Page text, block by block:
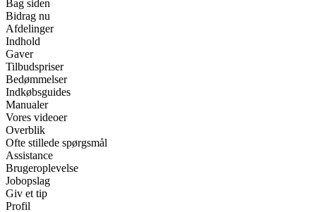
Bag siden
Bidrag nu
Afdelinger
Indhold
Gaver
Tilbudspriser
Bedømmelser
Indkøbsguides
Manualer
Vores videoer
Overblik
Ofte stillede spørgsmål
Assistance
Brugeroplevelse
Jobopslag
Giv et tip
Profil